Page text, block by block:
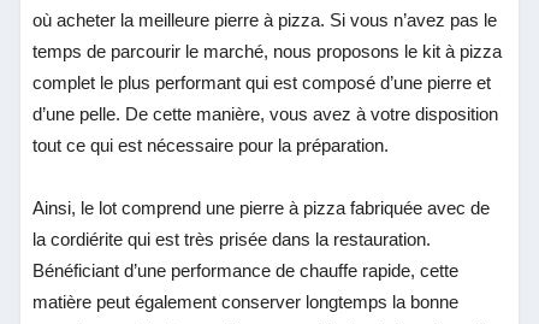
où acheter la meilleure pierre à pizza. Si vous n’avez pas le
temps de parcourir le marché, nous proposons le kit à pizza
complet le plus performant qui est composé d’une pierre et
d’une pelle. De cette manière, vous avez à votre disposition
tout ce qui est nécessaire pour la préparation.
Ainsi, le lot comprend une pierre à pizza fabriquée avec de
la cordiérite qui est très prisée dans la restauration.
Bénéficiant d’une performance de chauffe rapide, cette
matière peut également conserver longtemps la bonne